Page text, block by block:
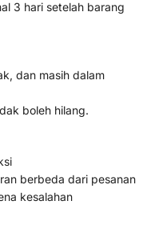
3 hari setelah barang
dan masih dalam
boleh hilang.
berbeda dari pesanan
kesalahan